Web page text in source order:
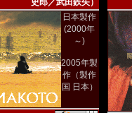
史郎／武田鉄矢）
日本製作
(2000年
～)
2005年製
作（製作
国 日本）